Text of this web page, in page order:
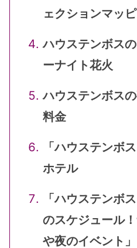
ェクションマッ
ハウステンボス
ーナイト花火
ハウステンボス
料金
「ハウステンボ
ホテル
「ハウステンボ
のスケジュール
や夜のイベント